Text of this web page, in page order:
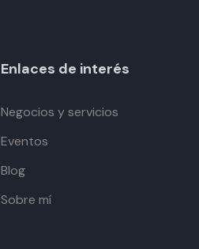
Enlaces de interés
Negocios y servicios
Eventos
Blog
Sobre mí